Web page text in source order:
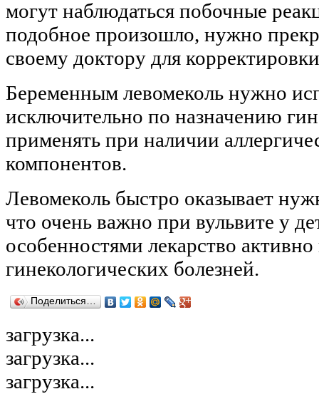
могут наблюдаться побочные
подобное произошло, нужно
своему доктору для
Беременным левомеколь нужно
исключительно по назначению
применять при наличии
компонентов.
Левомеколь быстро оказывает
что очень важно при вульвите у
особенностями лекарство активно
гинекологических болезней.
Поделиться…
загрузка...
загрузка...
загрузка...